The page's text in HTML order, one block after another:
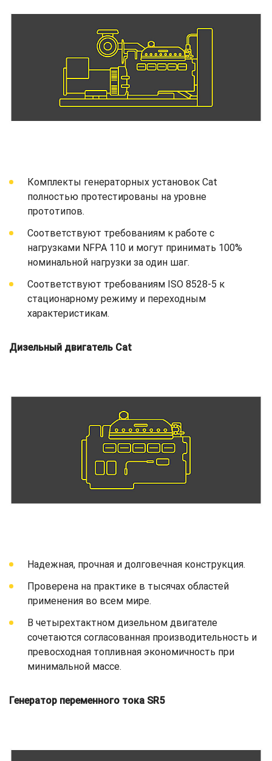
Комплекты генераторных установок Cat
полностью протестированы на уровне
прототипов.
Соответствуют требованиям к работе с
нагрузками NFPA 110 и могут принимать 100%
номинальной нагрузки за один шаг.
Соответствуют требованиям ISO 8528-5 к
стационарному режиму и переходным
характеристикам.
Дизельный двигатель Cat
Надежная, прочная и долговечная конструкция.
Проверена на практике в тысячах областей
применения во всем мире.
В четырехтактном дизельном двигателе
сочетаются согласованная производительность и
превосходная топливная экономичность при
минимальной массе.
Генератор переменного тока SR5